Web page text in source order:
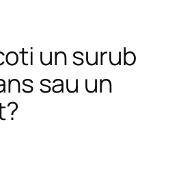
un surub
sau un